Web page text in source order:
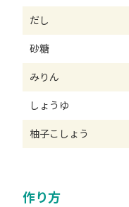
だし
砂糖
みりん
しょうゆ
柚子こしょう
作り方